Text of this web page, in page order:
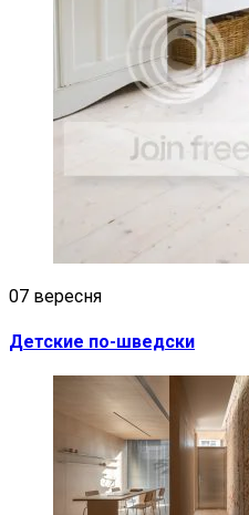
07 вересня
Детские по-шведски